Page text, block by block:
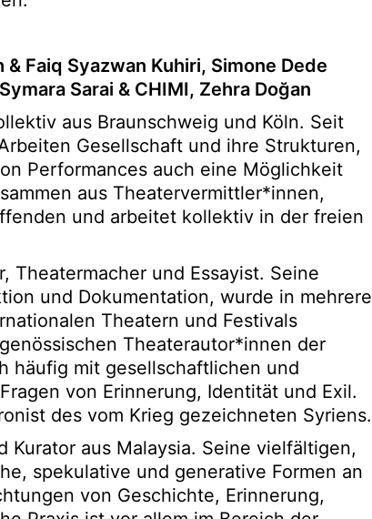
Faiq Syazwan Kuhiri, Simone Dede
Sarai & CHIMI, Zehra Doğan
aus Braunschweig und Köln. Seit
Gesellschaft und ihre Strukturen,
Performances auch eine Möglichkeit
aus Theatervermittler*innen,
und arbeitet kollektiv in der freien
Theatermacher und Essayist. Seine
und Dokumentation, wurde in mehrere
Theatern und Festivals
Theaterautor*innen der
häufig mit gesellschaftlichen und
von Erinnerung, Identität und Exil.
des vom Krieg gezeichneten Syriens.
Kurator aus Malaysia. Seine vielfältigen,
spekulative und generative Formen an
von Geschichte, Erinnerung,